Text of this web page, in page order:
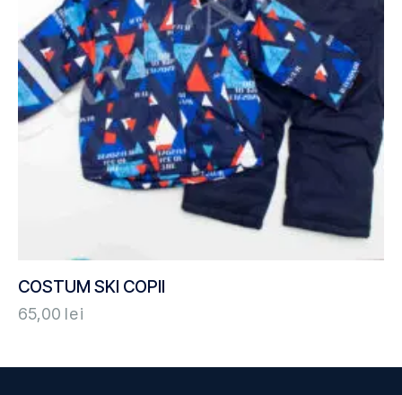
COSTUM SKI COPII
65,00 lei